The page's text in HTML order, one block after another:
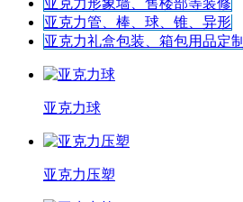
亚克力形象墙、售楼部等装修
亚克力管、棒、球、锥、异形
亚克力礼盒包装、箱包用品定制
亚克力球
亚克力压塑